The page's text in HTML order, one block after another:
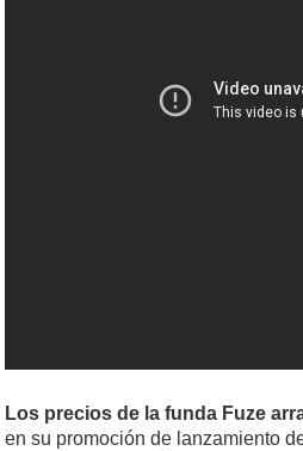
Los precios de la funda Fuze
en su promoción de lanzamiento